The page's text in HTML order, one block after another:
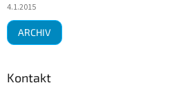
4.1.2015
ARCHIV
Kontakt